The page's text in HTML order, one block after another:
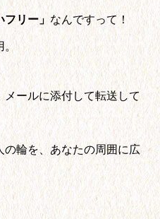
リー」 なんですって！
。
ールに添付して転送して
の輪を、あなたの周囲に広